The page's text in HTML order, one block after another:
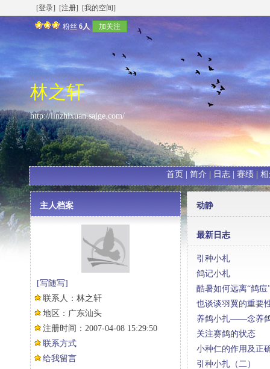
[登录] [注册] [我的空间]
粉丝 6人 加关注
林之轩
http://linzhixuan.saige.com/
首页 简介 日志| 赛绩|
主人档案
[写随写]
联系人： 林之轩
地区： 广东汕头
注册时间： 2007-04-08 15:29:50
联系方式
给我留言
动静
最新日志
引种小札
鸽记小札
酷暑如何远离“鸽痘
也谈谈羽翼的重要
养鸽小扎——念养
关注赛鸽的状态
小种仁的作用及正
引种小扎（二）